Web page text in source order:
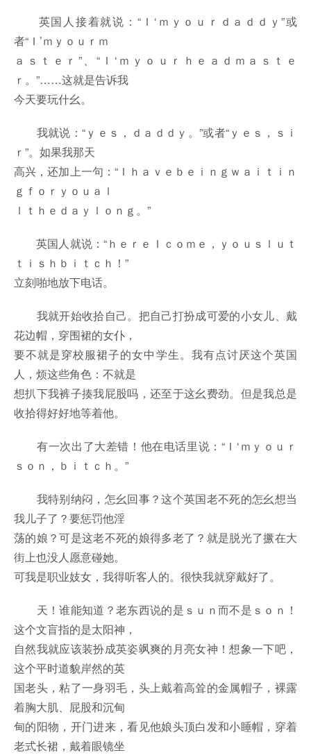
英国人接着就说：“Ｉ‘ｍｙｏｕｒｄａｄｄｙ”或
者“Ｉ’ｍｙｏｕｒｍ
ａｓｔｅｒ”、“Ｉ‘ｍｙｏｕｒｈｅａｄｍａｓｔｅ
ｒ。”……这就是告诉我
今天要玩什幺。
我就说：“ｙｅｓ，ｄａｄｄｙ。”或者“ｙｅｓ，ｓｉ
ｒ”。如果我那天
高兴，还加上一句：“Ｉｈａｖｅｂｅｉｎｇｗａｉｔｉｎ
ｇｆｏｒｙｏｕａｌ
ｌｔｈｅｄａｙｌｏｎｇ。”
英国人就说：“ｈｅｒｅＩｃｏｍｅ，ｙｏｕｓｌｕｔ
ｔｉｓｈｂｉｔｃｈ！”
立刻啪地放下电话。
我就开始收拾自己。把自己打扮成可爱的小女儿、戴
花边帽，穿围裙的女仆，
要不就是穿校服裙子的女中学生。我有点讨厌这个英国
人，烦这些角色：不就是
想扒下我裤子揍我屁股吗，还至于这幺费劲。但是我总是
收拾得好好地等着他。
有一次出了大差错！他在电话里说：“Ｉ‘ｍｙｏｕｒ
ｓｏｎ，ｂｉｔｃｈ。”
我特别纳闷，怎幺回事？这个英国老不死的怎幺想当
我儿子了？要惩罚他淫
荡的娘？可是这老不死的娘得多老了？就是脱光了撅在大
街上也没人愿意碰她。
可我是职业妓女，我得听客人的。很快我就穿戴好了。
天！谁能知道？老东西说的是ｓｕｎ而不是ｓｏｎ！
这个文盲指的是太阳神，
自然我就应该装扮成英姿飒爽的月亮女神！想象一下吧，
这个平时道貌岸然的英
国老头，粘了一身羽毛，头上戴着高耸的金属帽子，裸露
着胸大肌、屁股和沉甸
甸的阳物，开门进来，看见他娘头顶白发和小睡帽，穿着
老式长裙，戴着眼镜坐